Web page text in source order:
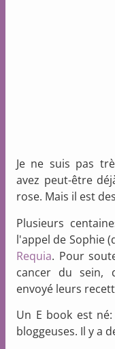
Je ne suis pas
avez peut-être
rose. Mais il est
Plusieurs
l'appel de Sophie
Requia. Pour
cancer du sein,
envoyé leurs
Un E book est
bloggeuses. Il y a